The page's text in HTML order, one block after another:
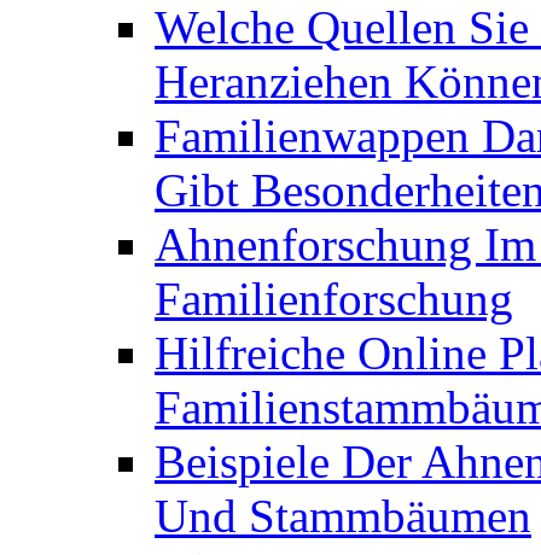
Welche Quellen
Heranziehen
Familienwappen
Gibt
Ahnenforschung
Familienforschung
Hilfreiche Online
Beispiele Der
Und Stammbäumen